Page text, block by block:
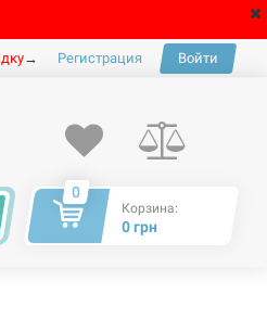
→ Регистрация Войти
0
Корзина:
0 грн